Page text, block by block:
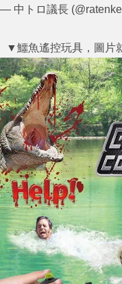
— 中トロ議長
▼鱷魚遙控玩具，圖片